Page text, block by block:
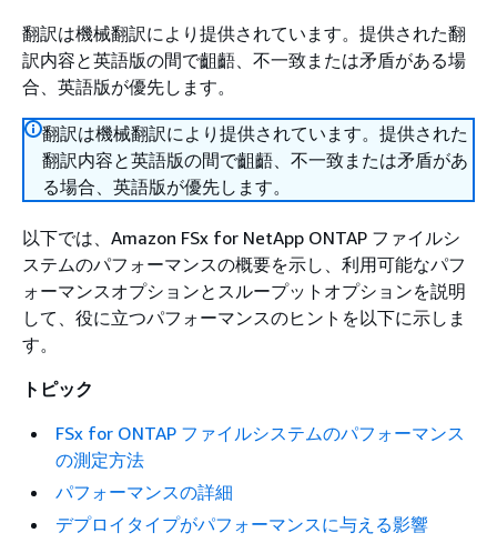
翻訳は機械翻訳により提供されています。提供された翻
訳内容と英語版の間で齟齬、不一致または矛盾がある場
合、英語版が優先します。
翻訳は機械翻訳により提供されています。提供された
翻訳内容と英語版の間で齟齬、不一致または矛盾があ
る場合、英語版が優先します。
以下では、Amazon FSx for NetApp ONTAP ファイルシ
ステムのパフォーマンスの概要を示し、利用可能なパフ
ォーマンスオプションとスループットオプションを説明
して、役に立つパフォーマンスのヒントを以下に示しま
す。
トピック
FSx for ONTAP ファイルシステムのパフォーマンス
の測定方法
パフォーマンスの詳細
デプロイタイプがパフォーマンスに与える影響